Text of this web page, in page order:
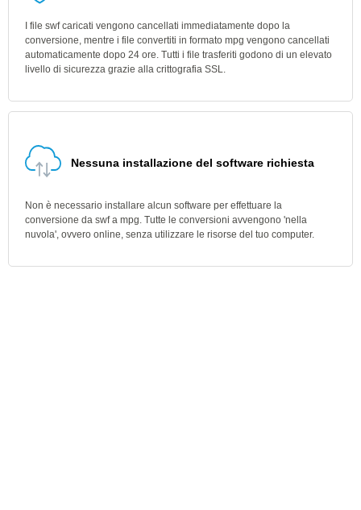
I file swf caricati vengono cancellati immediatamente dopo la
conversione, mentre i file convertiti in formato mpg vengono cancellati
automaticamente dopo 24 ore. Tutti i file trasferiti godono di un elevato
livello di sicurezza grazie alla crittografia SSL.
Nessuna installazione del software richiesta
Non è necessario installare alcun software per effettuare la
conversione da swf a mpg. Tutte le conversioni avvengono 'nella
nuvola', ovvero online, senza utilizzare le risorse del tuo computer.